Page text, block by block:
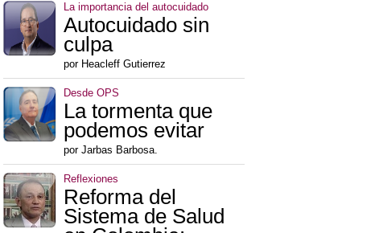
La importancia del autocuidado
Autocuidado sin
culpa
por Heacleff Gutierrez
Desde OPS
La tormenta que
podemos evitar
por Jarbas Barbosa.
Reflexiones
Reforma del
Sistema de Salud